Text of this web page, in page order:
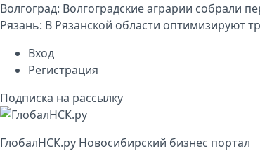
Волгоград: Волгоградские аграрии собрали
Рязань: В Рязанской области оптимизируют
Вход
Регистрация
Подписка на рассылку
ГлобалНСК.py Новосибирский бизнес портал